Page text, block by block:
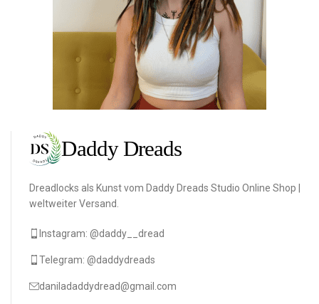
Dreadlocks als Kunst vom Daddy Dreads Studio Online Shop |
weltweiter Versand.
Instagram: @daddy__dread
Telegram: @daddydreads
daniladaddydread@gmail.com